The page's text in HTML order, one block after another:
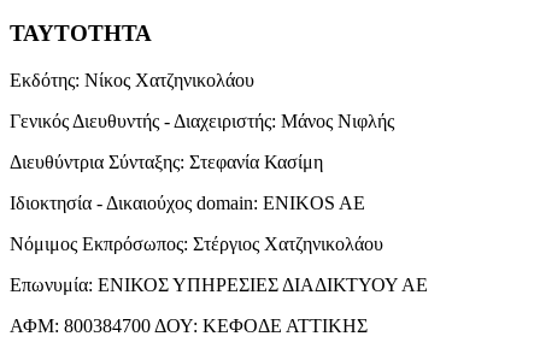
ΤΑΥΤΟΤΗΤΑ
Εκδότης: Νίκος Χατζηνικολάου
Γενικός Διευθυντής - Διαχειριστής: Μάνος Νιφλής
Διευθύντρια Σύνταξης: Στεφανία Κασίμη
Ιδιοκτησία - Δικαιούχος domain: ENIKOS AE
Νόμιμος Εκπρόσωπος: Στέργιος Χατζηνικολάου
Επωνυμία: ΕΝΙΚΟΣ ΥΠΗΡΕΣΙΕΣ ΔΙΑΔΙΚΤΥΟΥ ΑΕ
ΑΦΜ: 800384700 ΔΟΥ: ΚΕΦΟΔΕ ΑΤΤΙΚΗΣ